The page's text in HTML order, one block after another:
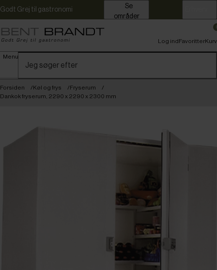
Godt Grej til gastronomi
områder
Menu
Log indFavoritterKurv
Forsiden Køl og frys
Fryserum
Dankok fryserum, 2290 x 2290 x 2300 mm